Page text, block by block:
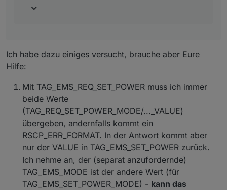
Ich habe dazu einiges versucht, brauche aber Eure
Hilfe:
Mit TAG_EMS_REQ_SET_POWER muss ich immer
beide Werte
(TAG_REQ_SET_POWER_MODE/..._VALUE)
übergeben, andernfalls kommt ein
RSCP_ERR_FORMAT. In der Antwort kommt aber
nur der VALUE in TAG_EMS_SET_POWER zurück.
Ich nehme an, der (separat anzufordernde)
TAG_EMS_MODE ist der andere Wert (für
TAG_EMS_SET_POWER_MODE) - kann das